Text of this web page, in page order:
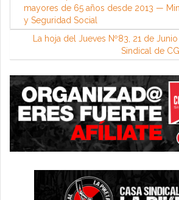
mayores de 65 años desde 2013 —
y Seguridad Social
La hoja del Jueves Nº83, 21 de
Sindical de